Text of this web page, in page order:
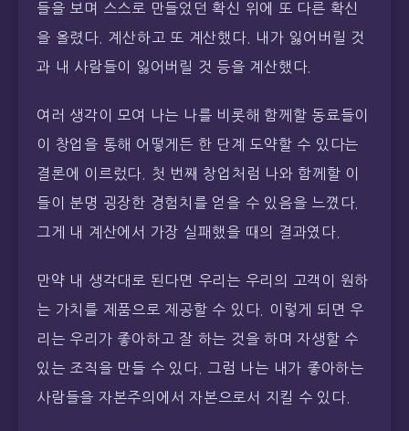
들을 보며 스스로 만들었던 확신 위에 또 다른 확신
을 올렸다. 계산하고 또 계산했다. 내가 잃어버릴 것
과 내 사람들이 잃어버릴 것 등을 계산했다.
여러 생각이 모여 나는 나를 비롯해 함께할 동료들이
이 창업을 통해 어떻게든 한 단계 도약할 수 있다는
결론에 이르렀다. 첫 번째 창업처럼 나와 함께할 이
들이 분명 굉장한 경험치를 얻을 수 있음을 느꼈다.
그게 내 계산에서 가장 실패했을 때의 결과였다.
만약 내 생각대로 된다면 우리는 우리의 고객이 원하
는 가치를 제품으로 제공할 수 있다. 이렇게 되면 우
리는 우리가 좋아하고 잘 하는 것을 하며 자생할 수
있는 조직을 만들 수 있다. 그럼 나는 내가 좋아하는
사람들을 자본주의에서 자본으로서 지킬 수 있다.